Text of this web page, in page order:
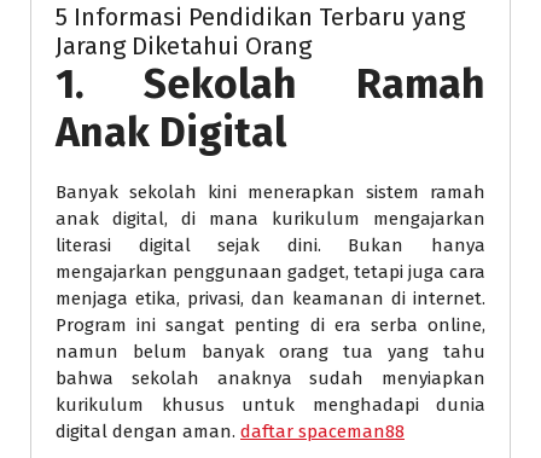
5 Informasi Pendidikan Terbaru yang
Jarang Diketahui Orang
1. Sekolah Ramah
Anak Digital
Banyak sekolah kini menerapkan sistem ramah
anak digital, di mana kurikulum mengajarkan
literasi digital sejak dini. Bukan hanya
mengajarkan penggunaan gadget, tetapi juga cara
menjaga etika, privasi, dan keamanan di internet.
Program ini sangat penting di era serba online,
namun belum banyak orang tua yang tahu
bahwa sekolah anaknya sudah menyiapkan
kurikulum khusus untuk menghadapi dunia
digital dengan aman. daftar spaceman88